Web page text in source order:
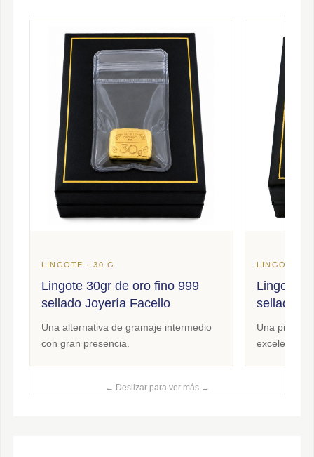
LINGOTE · 30 G
Lingote 30gr de oro fino 999
sellado Joyería Facello
Una alternativa de gramaje intermedio
con gran presencia.
LINGOTE ·
Lingote
sellado
Una pieza
excelente
← Deslizar para ver más →